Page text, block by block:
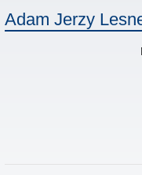
Adam Jerzy